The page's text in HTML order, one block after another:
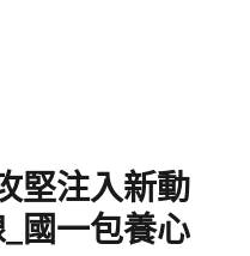
堅注入新動
國一包養心